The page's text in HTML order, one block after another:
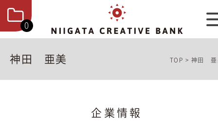
0
神田 亜美 TOP > 神田 亜
企業情報